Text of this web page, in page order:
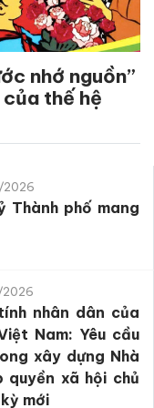
nhớ nguồn”
thế hệ
2026
Thành phố mang
nhân dân của
Nam: Yêu cầu
xây dựng Nhà
quyền xã hội chủ
mới